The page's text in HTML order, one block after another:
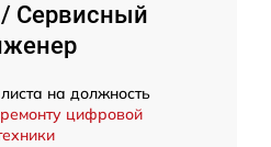
/ Сервисный
на должность
цифровой